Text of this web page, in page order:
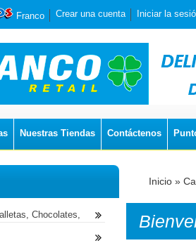
Franco Crear una cuenta Iniciar la
Nuestras Tiendas Contáctenos
Inicio »
Chocolates,